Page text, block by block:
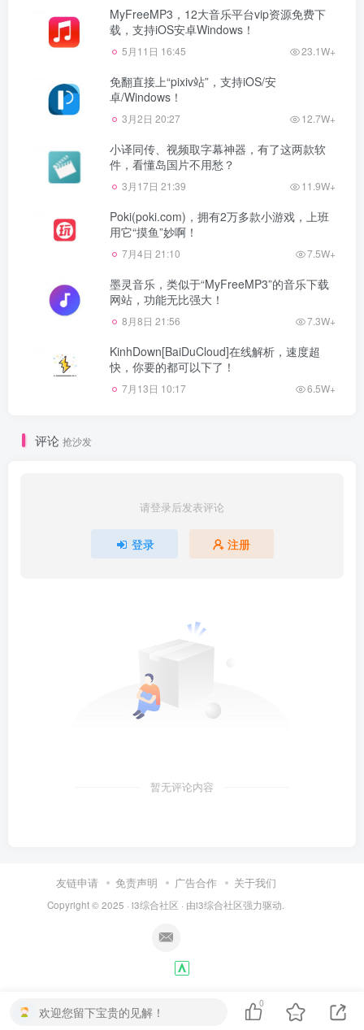
MyFreeMP3，12大音乐平台vip资源免费下
载，支持iOS安卓Windows！
5月11日 16:45 23.1W+
免翻直接上“pixiv站”，支持iOS/安
卓/Windows！
3月2日 20:27 12.7W+
小译同传、视频取字幕神器，有了这两款软
件，看懂岛国片不用愁？
3月17日 21:39 11.9W+
Poki(poki.com)，拥有2万多款小游戏，上班
用它“摸鱼”妙啊！
7月4日 21:10 7.5W+
墨灵音乐，类似于“MyFreeMP3”的音乐下载
网站，功能无比强大！
8月8日 21:56 7.3W+
KinhDown[BaiDuCloud]在线解析，速度超
快，你要的都可以下了！
7月13日 10:17 6.5W+
评论 抢沙发
请登录后发表评论
登录 注册
暂无评论内容
友链申请 免责声明 广告合作 关于我们
Copyright © 2025 · i3综合社区 · 由i3综合社区强力驱动.
欢迎您留下宝贵的见解！
0